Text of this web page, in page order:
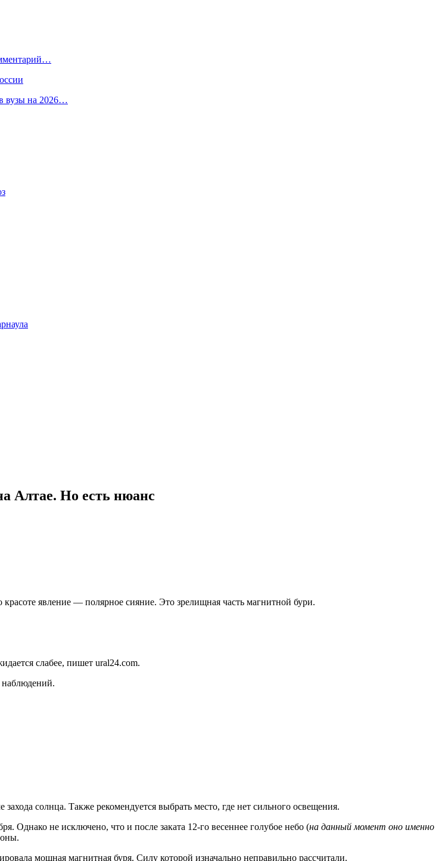
вузы на 2026…
Алтае. Но есть нюанс
явление — полярное сияние. Это зрелищная часть магнитной бури.
слабее, пишет ural24.com.
наблюдений.
солнца. Также рекомендуется выбрать место, где нет сильного освещения.
не исключено, что и после заката 12-го весеннее голубое небо (на данный момент оно именно
мощная магнитная буря. Силу которой изначально неправильно рассчитали.